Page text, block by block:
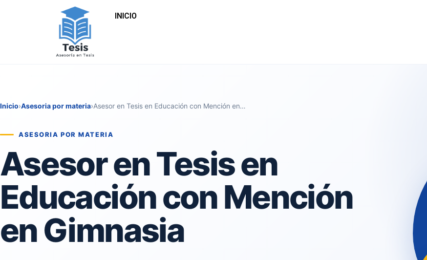
INICIO
Inicio›Asesoria por materia›Asesor en Tesis en Educación con Mención en…
ASESORIA POR MATERIA
Asesor en Tesis en
Educación con Mención
en Gimnasia